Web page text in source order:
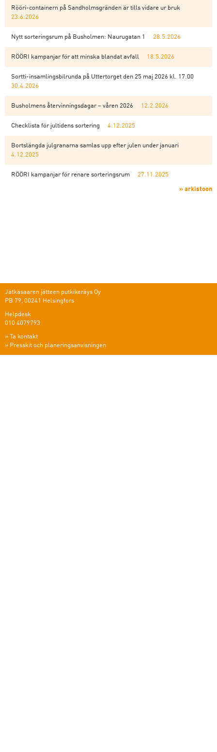
Rööri-containern på Sandholmsgränden är tills vidare ur bruk
23.6.2026
Nytt sorteringsrum på Busholmen: Naurugatan 1 28.5.2026
RÖÖRI kampanjar för att minska blandat avfall 18.5.2026
Sortti-insamlingsbilrunda på Uttertorget den 25 maj 2026 kl. 17.00
30.4.2026
Busholmens återvinningsdagar – våren 2026 12.2.2026
Checklista för jultidens sortering 4.12.2025
Bortslängda julgranarna samlas upp efter julen under januari
4.12.2025
RÖÖRI kampanjar för renare sorteringsrum 27.11.2025
» arkistoon
Jätkäsaaren jätteen putkikeräys Oy
PB 79, 00241 Helsingfors
Helpdesk
010 4079793
» Ta kontakt
» Presskit och planeringsanvisningen